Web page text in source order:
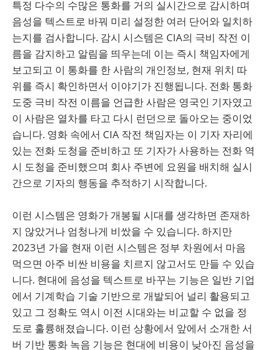
특정 다수의 수많은 통화를 거의 실시간으로 감시하며
음성을 텍스트로 바꿔 미리 설정한 여러 단어와 일치하
는지를 검사합니다. 감시 시스템은 CIA의 극비 작전 이
름을 감지하고 알림을 띄우는데 이는 즉시 책임자에게
보고되고 이 통화를 한 사람의 개인정보, 현재 위치 따
위를 즉시 확인하면서 이야기가 진행됩니다. 전화 통화
도중 극비 작전 이름을 언급한 사람은 영국인 기자였고
이 사람은 열차를 타고 다시 런던으로 돌아오는 중이었
습니다. 영화 속에서 CIA 작전 책임자는 이 기자 자리에
있는 전화 도청을 준비하고 또 기자가 사용하는 전화 역
시 도청을 준비했으며 회사 주변에 요원을 배치해 실시
간으로 기자의 행동을 추적하기 시작합니다.
이런 시스템은 영화가 개봉될 시대를 생각하면 존재하
지 않았거나 엄청나게 비쌌을 수 있습니다. 하지만
2023년 가을 현재 이런 시스템은 정부 차원에서 마음
먹으면 아주 비싼 비용을 치르지 않고서도 만들 수 있습
니다. 현대에 음성을 텍스트로 바꾸는 기능은 일반 기업
에서 기계학습 기술 기반으로 개발되어 널리 활용되고
있고 그 정확도 역시 이전 시대와는 비교할 수 없을 정
도로 훌륭해졌습니다. 이런 상황에서 앞에서 소개한 서
버 기반 통화 녹음 기능은 현대에 비용이 낮아진 음성을